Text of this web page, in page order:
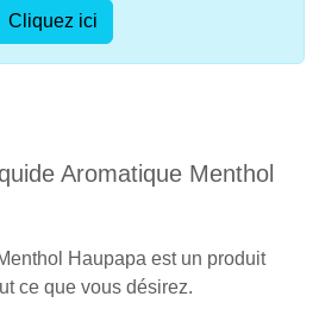
Cliquez ici
Aromatique Menthol
Haupapa est un produit
ce que vous désirez.